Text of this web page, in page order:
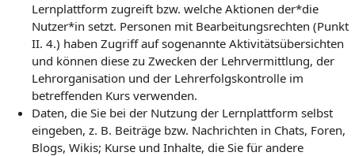
Lernplattform zugreift bzw. welche Aktionen der*die
Nutzer*in setzt. Personen mit Bearbeitungsrechten (Punkt
II. 4.) haben Zugriff auf sogenannte Aktivitätsübersichten
und können diese zu Zwecken der Lehrvermittlung, der
Lehrorganisation und der Lehrerfolgskontrolle im
betreffenden Kurs verwenden.
Daten, die Sie bei der Nutzung der Lernplattform selbst
eingeben, z. B. Beiträge bzw. Nachrichten in Chats, Foren,
Blogs, Wikis; Kurse und Inhalte, die Sie für andere